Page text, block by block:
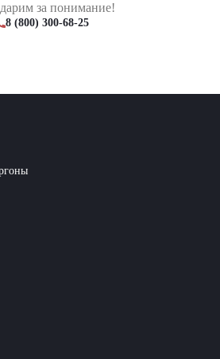
за понимание!
8 (800) 300-68-25